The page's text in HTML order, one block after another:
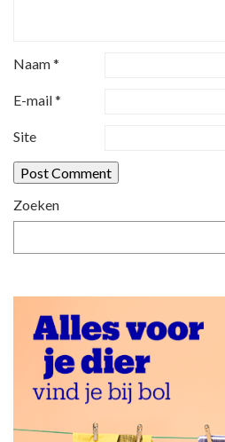
Naam*
E-mail*
Site
Zoeken